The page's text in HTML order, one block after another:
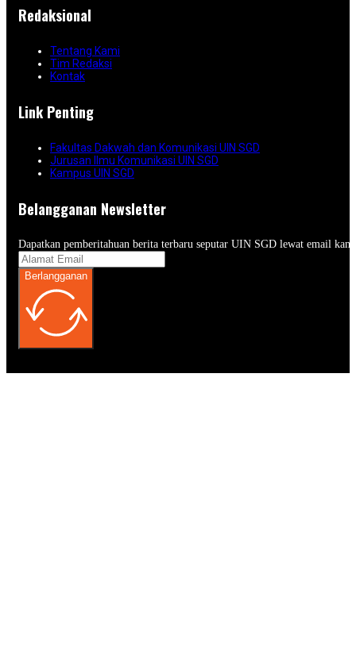
Redaksional
Tentang Kami
Tim Redaksi
Kontak
Link Penting
Fakultas Dakwah dan Komunikasi UIN SGD
Jurusan Ilmu Komunikasi UIN SGD
Kampus UIN SGD
Belangganan Newsletter
Dapatkan pemberitahuan berita terbaru seputar UIN SGD lewat email
Berlangganan